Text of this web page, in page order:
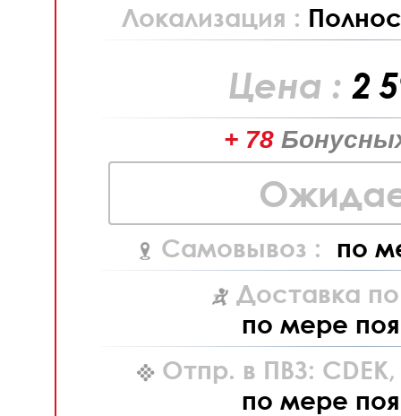
Локализация :
Цена : 2
+ 78
Самовывоз : по
Доставка
по мере
Отпр. в ПВЗ: CDEK,
по мере